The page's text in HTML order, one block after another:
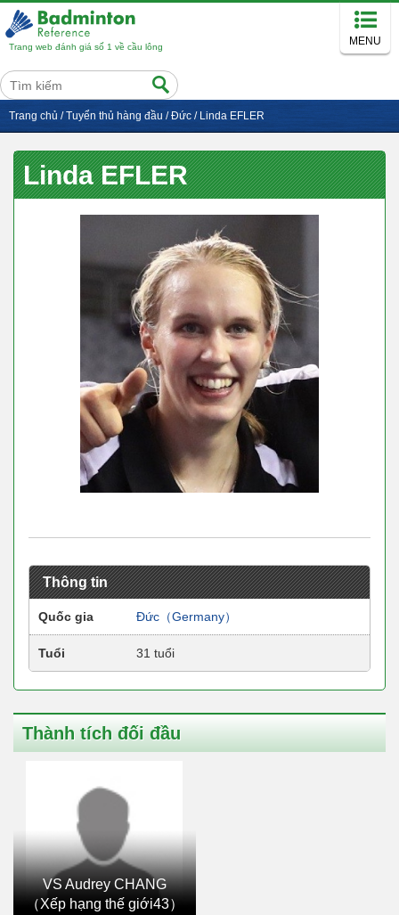
Trang web đánh giá số 1 về cầu lông MENU
Trang chủ /Tuyển thủ hàng đầu /Đức / Linda EFLER
Linda EFLER
Thông tin
Quốc gia Đức（Germany）
Tuổi 31 tuổi
Thành tích đối đầu
VS Audrey CHANG
（Xếp hạng thế giới43）